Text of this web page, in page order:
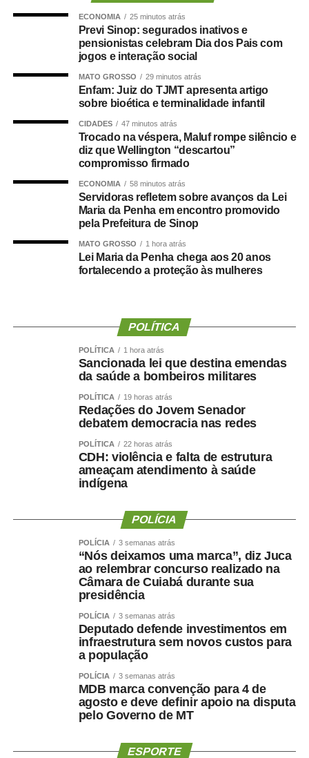
Com origem noProjeto de Lei Complementar (PLP)
, de autoria do deputado Guilherme Derrite (PP-
SP), a matéria foiaprovada no Senado em julho
citação da Agência Senado)
Agência Senado
COMENTE ABAIXO:
ECONOMIA 25 minutos atrás
Previ Sinop: segurados inativos e
pensionistas celebram Dia dos Pais com
jogos e interação social
MATO GROSSO 29 minutos atrás
Enfam: Juiz do TJMT apresenta artigo
sobre bioética e terminalidade infantil
CIDADES 47 minutos atrás
Trocado na véspera, Maluf rompe silêncio e
diz que Wellington “descartou”
compromisso firmado
ECONOMIA 58 minutos atrás
Servidoras refletem sobre avanços da Lei
Maria da Penha em encontro promovido
pela Prefeitura de Sinop
MATO GROSSO 1 hora atrás
Lei Maria da Penha chega aos 20 anos
fortalecendo a proteção às mulheres
POLÍTICA
POLÍTICA 1 hora atrás
Sancionada lei que destina emendas
da saúde a bombeiros militares
POLÍTICA 19 horas atrás
Redações do Jovem Senador
debatem democracia nas redes
POLÍTICA 22 horas atrás
CDH: violência e falta de estrutura
ameaçam atendimento à saúde
indígena
POLÍCIA
POLÍCIA 3 semanas atrás
“Nós deixamos uma marca”, diz Juca
ao relembrar concurso realizado na
Câmara de Cuiabá durante sua
presidência
POLÍCIA 3 semanas atrás
Deputado defende investimentos em
infraestrutura sem novos custos para
a população
POLÍCIA 3 semanas atrás
MDB marca convenção para 4 de
agosto e deve definir apoio na disputa
pelo Governo de MT
ESPORTE